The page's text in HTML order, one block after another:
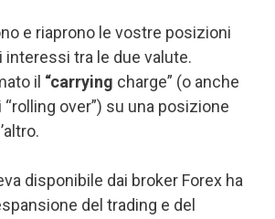
e riaprono le vostre posizioni
interessi tra le due valute.
il “carrying charge” (o anche
“rolling over”) su una posizione
disponibile dai broker Forex ha
del trading e del